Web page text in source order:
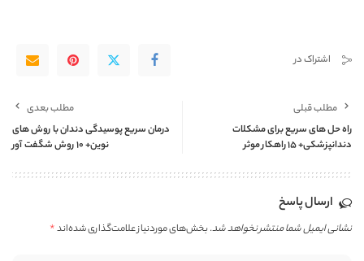
اشتراک در
مطلب قبلی
راه حل های سریع برای مشکلات
دندانپزشکی+ 15 راهکار موثر
مطلب بعدی
درمان سریع پوسیدگی دندان با روش های
نوین+ 10 روش شگفت آور
ارسال پاسخ
نشانی ایمیل شما منتشر نخواهد شد.بخش‌های موردنیاز علامت‌گذاری شده‌اند*